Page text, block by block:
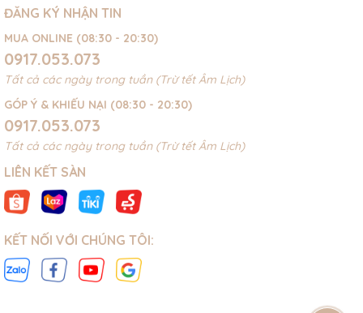
ĐĂNG KÝ NHẬN TIN
MUA ONLINE (08:30 - 20:30)
0917.053.073
Tất cả các ngày trong tuần (Trừ tết Âm Lịch)
GÓP Ý & KHIẾU NẠI (08:30 - 20:30)
0917.053.073
Tất cả các ngày trong tuần (Trừ tết Âm Lịch)
LIÊN KẾT SÀN
KẾT NỐI VỚI CHÚNG TÔI: